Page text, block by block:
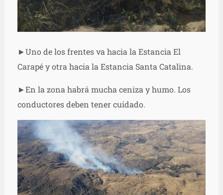
►Uno de los frentes va hacia la Estancia El
Carapé y otra hacia la Estancia Santa Catalina.
►En la zona habrá mucha ceniza y humo. Los
conductores deben tener cuidado.